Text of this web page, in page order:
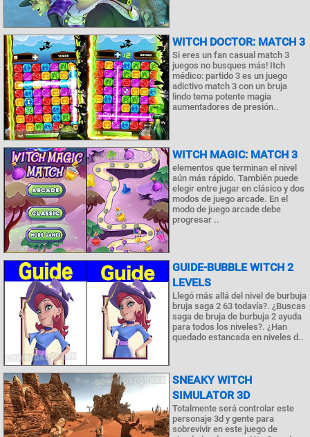
WITCH DOCTOR: MATCH 3
Si eres un fan casual match 3
juegos no busques más! Itch
médico: partido 3 es un juego
adictivo match 3 con un bruja
lindo tema potente magia
aumentadores de presión..
WITCH MAGIC: MATCH 3
elementos que terminan el nivel
aún más rápido. También puede
elegir entre jugar en clásico y dos
modos de juego arcade. En el
modo de juego arcade debe
progresar ..
GUIDE-BUBBLE WITCH 2
LEVELS
Llegó más allá del nivel de burbuja
bruja saga 2 63 todavía?. ¿Buscas
saga de bruja de burbuja 2 ayuda
para todos los niveles?. ¿Han
quedado estancada en niveles d..
SNEAKY WITCH
SIMULATOR 3D
Totalmente será controlar este
personaje 3d y gente para
sobrevivir en este juego de